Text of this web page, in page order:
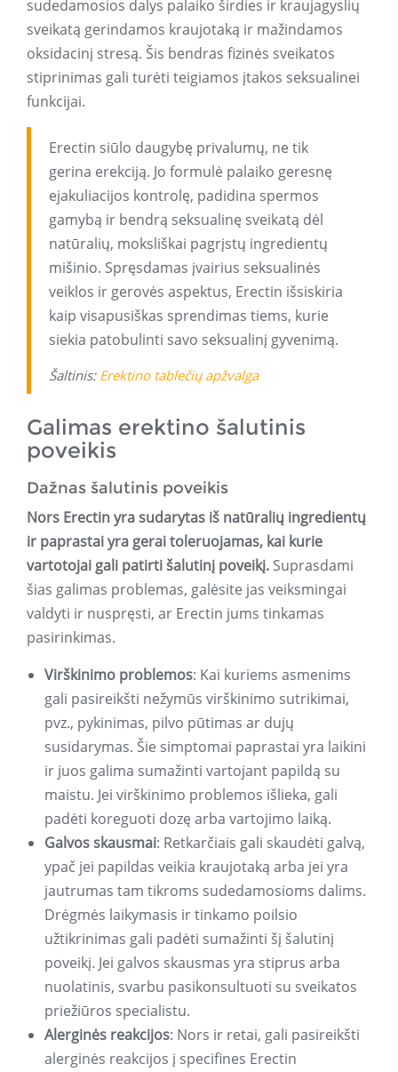
sudedamosios dalys palaiko širdies ir kraujagyslių
sveikatą gerindamos kraujotaką ir mažindamos
oksidacinį stresą. Šis bendras fizinės sveikatos
stiprinimas gali turėti teigiamos įtakos seksualinei
funkcijai.
Erectin siūlo daugybę privalumų, ne tik
gerina erekciją. Jo formulė palaiko geresnę
ejakuliacijos kontrolę, padidina spermos
gamybą ir bendrą seksualinę sveikatą dėl
natūralių, moksliškai pagrįstų ingredientų
mišinio. Spręsdamas įvairius seksualinės
veiklos ir gerovės aspektus, Erectin išsiskiria
kaip visapusiškas sprendimas tiems, kurie
siekia patobulinti savo seksualinį gyvenimą.
Šaltinis: Erektino tablečių apžvalga
Galimas erektino šalutinis
poveikis
Dažnas šalutinis poveikis
Nors Erectin yra sudarytas iš natūralių ingredientų
ir paprastai yra gerai toleruojamas, kai kurie
vartotojai gali patirti šalutinį poveikį. Suprasdami
šias galimas problemas, galėsite jas veiksmingai
valdyti ir nuspręsti, ar Erectin jums tinkamas
pasirinkimas.
Virškinimo problemos: Kai kuriems asmenims
gali pasireikšti nežymūs virškinimo sutrikimai,
pvz., pykinimas, pilvo pūtimas ar dujų
susidarymas. Šie simptomai paprastai yra laikini
ir juos galima sumažinti vartojant papildą su
maistu. Jei virškinimo problemos išlieka, gali
padėti koreguoti dozę arba vartojimo laiką.
Galvos skausmai: Retkarčiais gali skaudėti galvą,
ypač jei papildas veikia kraujotaką arba jei yra
jautrumas tam tikroms sudedamosioms dalims.
Drėgmės laikymasis ir tinkamo poilsio
užtikrinimas gali padėti sumažinti šį šalutinį
poveikį. Jei galvos skausmas yra stiprus arba
nuolatinis, svarbu pasikonsultuoti su sveikatos
priežiūros specialistu.
Alerginės reakcijos: Nors ir retai, gali pasireikšti
alerginės reakcijos į specifines Erectin